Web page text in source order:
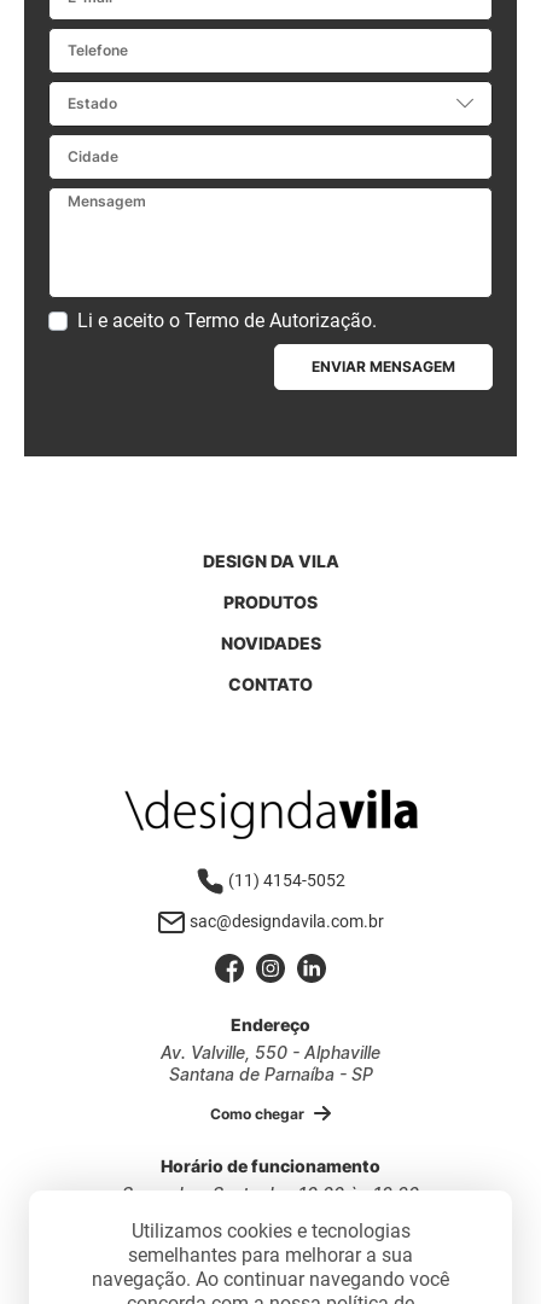
Telefone
Estado
Cidade
Mensagem
Li e aceito o Termo de Autorização.
ENVIAR MENSAGEM
DESIGN DA VILA
PRODUTOS
NOVIDADES
CONTATO
(11) 4154-5052
sac@designdavila.com.br
Endereço
Av. Valville, 550 - Alphaville
Santana de Parnaíba - SP
Como chegar
Horário de funcionamento
Segunda a Sexta das 10:00 às 18:30
Utilizamos cookies e tecnologias
semelhantes para melhorar a sua
navegação. Ao continuar navegando você